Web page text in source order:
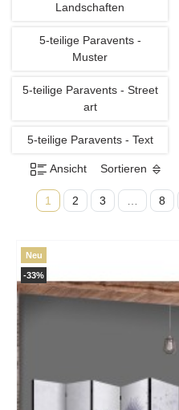
Landschaften
5-teilige Paravents -
Muster
5-teilige Paravents - Street
art
5-teilige Paravents - Text
Ansicht Sortieren
1 2 3 8
-33%
Neu